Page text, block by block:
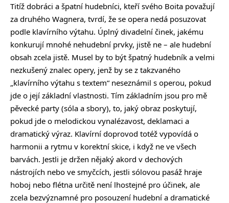
Titíž dobráci a špatní hudebníci, kteří svého Boita považují
za druhého Wagnera, tvrdí, že se opera nedá posuzovat
podle klavírního výtahu. Úplný divadelní činek, jakému
konkurují mnohé nehudební prvky, jistě ne – ale hudební
obsah zcela jistě. Musel by to být špatný hudebník a velmi
nezkušený znalec opery, jenž by se z takzvaného
„klavírního výtahu s textem“ neseznámil s operou, pokud
jde o její základní vlastnosti. Tím základním jsou pro mě
pěvecké party (sóla a sbory), to, jaký obraz poskytují,
pokud jde o melodickou vynalézavost, deklamaci a
dramatický výraz. Klavírní doprovod totéž vypovídá o
harmonii a rytmu v korektní skice, i když ne ve všech
barvách. Jestli je držen nějaký akord v dechových
nástrojích nebo ve smyčcích, jestli sólovou pasáž hraje
hoboj nebo flétna určitě není lhostejné pro účinek, ale
zcela bezvýznamné pro posouzení hudební a dramatické